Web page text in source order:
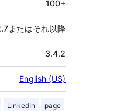
100+
またはそれ以降
3.4.2
English (US)
LinkedIn page